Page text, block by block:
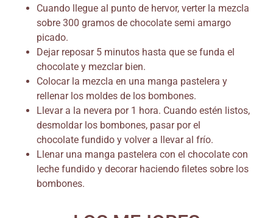
Cuando llegue al punto de hervor, verter la mezcla
sobre 300 gramos de chocolate semi amargo
picado.
Dejar reposar 5 minutos hasta que se funda el
chocolate y mezclar bien.
Colocar la mezcla en una manga pastelera y
rellenar los moldes de los bombones.
Llevar a la nevera por 1 hora. Cuando estén listos,
desmoldar los bombones, pasar por el
chocolate fundido y volver a llevar al frío.
Llenar una manga pastelera con el chocolate con
leche fundido y decorar haciendo filetes sobre los
bombones.